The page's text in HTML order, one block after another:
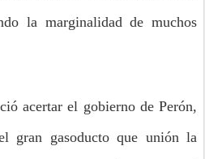
la marginalidad de muchos
acertar el gobierno de Perón,
gran gasoducto que unión la